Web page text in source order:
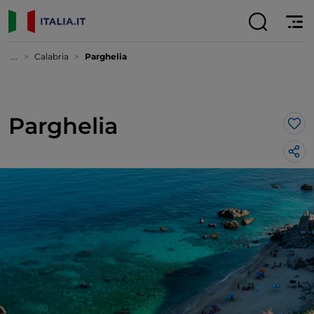
... Calabria Parghelia
Parghelia